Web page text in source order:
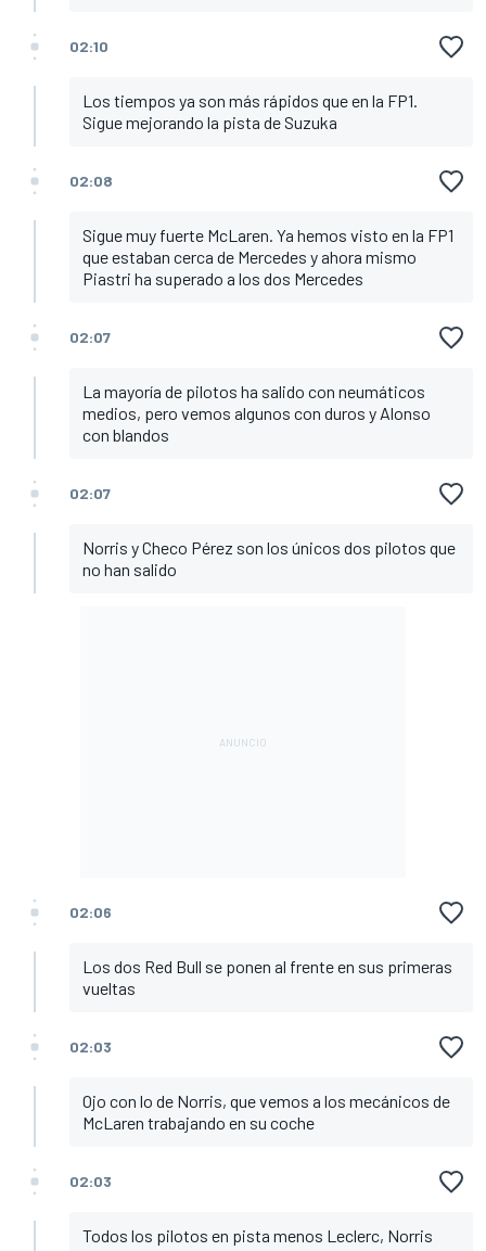
02:10
Los tiempos ya son más rápidos que en la FP1.
Sigue mejorando la pista de Suzuka
02:08
Sigue muy fuerte McLaren. Ya hemos visto en la FP1
que estaban cerca de Mercedes y ahora mismo
Piastri ha superado a los dos Mercedes
02:07
La mayoría de pilotos ha salido con neumáticos
medios, pero vemos algunos con duros y Alonso
con blandos
02:07
Norris y Checo Pérez son los únicos dos pilotos que
no han salido
02:06
Los dos Red Bull se ponen al frente en sus primeras
vueltas
02:03
Ojo con lo de Norris, que vemos a los mecánicos de
McLaren trabajando en su coche
02:03
Todos los pilotos en pista menos Leclerc, Norris